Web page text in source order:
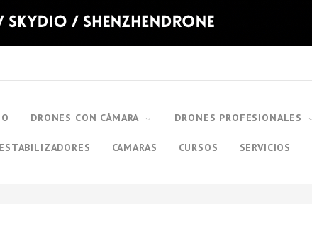
DRONES CON CÁMARA DRONES PROFESIONALES
ESTABILIZADORES CAMARAS CURSOS SERVICIOS